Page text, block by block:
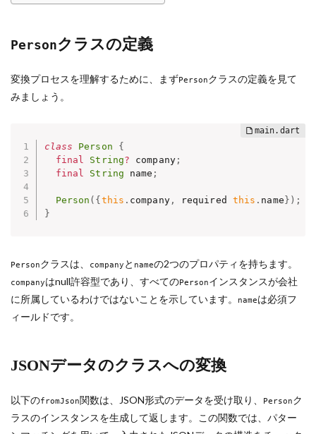
Personクラスの定義
変換プロセスを理解するために、まずPersonクラスの定義を見て
みましょう。
class Person
{
final
String? company;
final
String name ;
Person ( { this . company, required this . name } ) ;
}
Personクラスは、 company と nameの2つのプロパティを持ちます。
companyはnull許容型であり、すべてのPersonインスタンスが会社
に所属しているわけではないことを示しています。
nameは必須フ
ィールドです。
JSONデータのクラスへの変換
以下のfromJson関数は、JSON形式のデータを受け取り、 Personク
ラスのインスタンスを生成して返します。この関数では、パター